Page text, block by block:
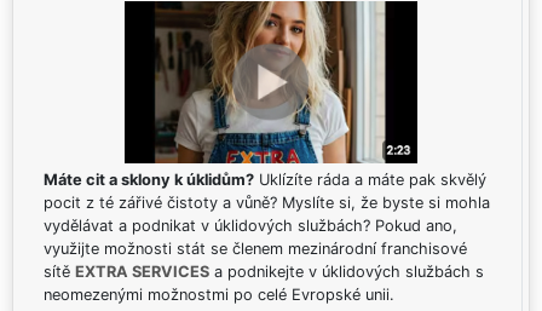
Máte cit a sklony k úklidům? Uklízíte ráda a máte pak skvělý
pocit z té zářivé čistoty a vůně? Myslíte si, že byste si mohla
vydělávat a podnikat v úklidových službách? Pokud ano,
využijte možnosti stát se členem mezinárodní franchisové
sítě EXTRA SERVICES a podnikejte v úklidových službách s
neomezenými možnostmi po celé Evropské unii.